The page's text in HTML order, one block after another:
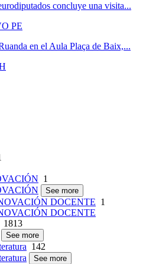
concluye una visita...
PE
en el Aula Plaça de Baix,...
1
See more
DOCENTE 1
DOCENTE
1813
See more
142
See more